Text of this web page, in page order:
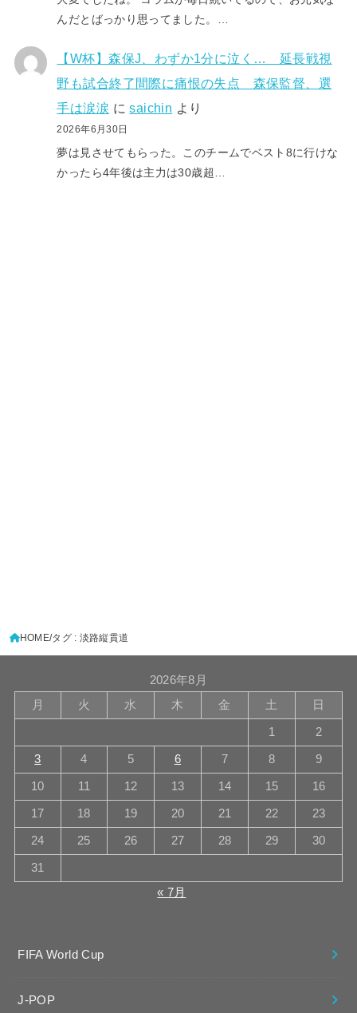
んだとばっかり思ってました。…
【W杯】森保J、わずか1分に泣く… 延長戦視
野も試合終了間際に痛恨の失点 森保監督、選
手は涙涙 にsaichin より
2026年6月30日
夢は見させてもらった。このチームでベスト8に行けな
かったら4年後は主力は30歳超…
HOME タグ : 淡路縦貫道
2026年8月
月
火 水 木 金 土 日
1 2
3 4 5 6 7 8 9
10 11 12 13 14 15 16
17 18 19 20 21 22 23
24 25 26 27 28 29 30
31
« 7月
FIFA World Cup
J-POP